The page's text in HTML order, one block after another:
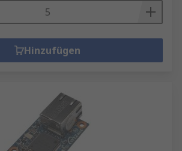
Hinzufügen